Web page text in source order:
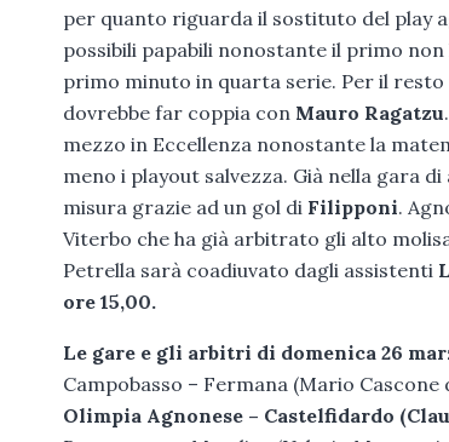
per quanto riguarda il sostituto del play
possibili papabili nonostante il primo
primo minuto in quarta serie. Per il
dovrebbe far coppia con Mauro Ragatzu
mezzo in Eccellenza nonostante la
meno i playout salvezza. Già nella gara
misura grazie ad un gol di Filipponi.
Viterbo che ha già arbitrato gli alto
Petrella sarà coadiuvato dagli assistenti
ore 15,00.
Le gare e gli arbitri di domenica 26
Campobasso – Fermana (Mario
Olimpia Agnonese – Castelfidardo